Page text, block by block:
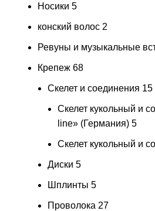
Носики 5
конский волос 2
Ревуны и музыкальные
Крепеж 68
Скелет и соединения 15
Скелет кукольный и
line» (Германия) 5
Скелет кукольный и
Диски 5
Шплинты 5
Проволока 27